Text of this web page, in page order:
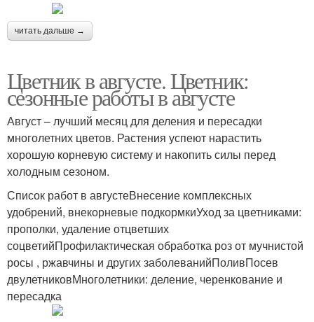
читать дальше →
Цветник в августе. Цветник:
сезонные работы в августе
Август – лучший месяц для деления и пересадки
многолетних цветов. Растения успеют нарастить
хорошую корневую систему и накопить силы перед
холодным сезоном.
Список работ в августеВнесение комплексных
удобрений, внекорневые подкормкиУход за цветниками:
прополки, удаление отцветших
соцветийПрофилактическая обработка роз от мучнистой
росы , ржавчины и других заболеванийПоливПосев
двулетниковМноголетники: деление, черенкование и
пересадка